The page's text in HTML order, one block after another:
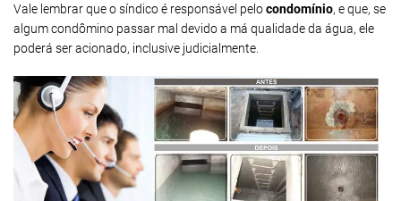
Vale lembrar que o síndico é responsável pelocondomínio, e que, se
algum condômino passar mal devido a má qualidade da água, ele
poderá ser acionado, inclusive judicialmente.